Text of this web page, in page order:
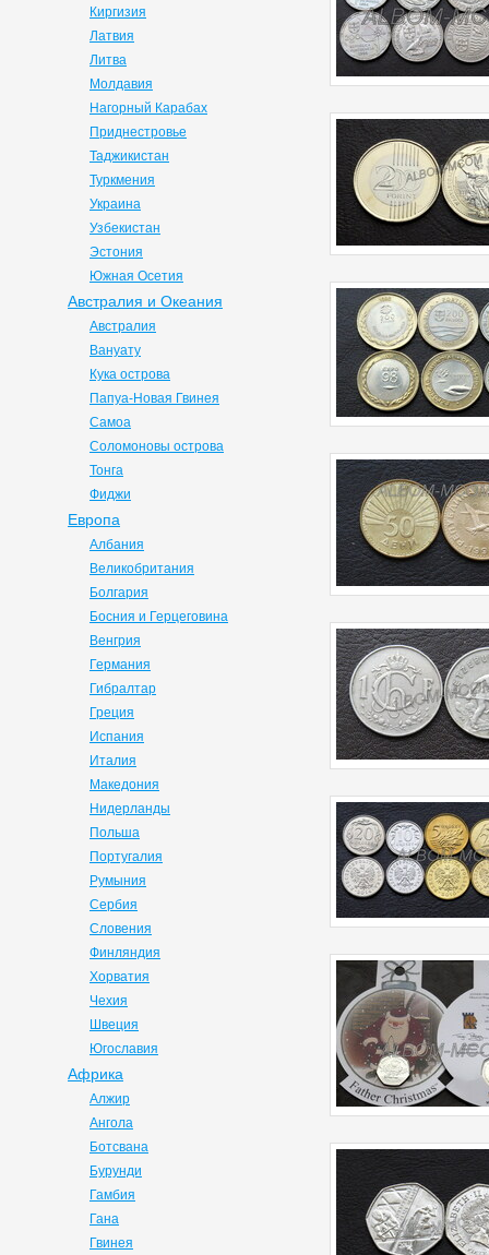
Киргизия
Латвия
Литва
Молдавия
Нагорный Карабах
Приднестровье
Таджикистан
Туркмения
Украина
Узбекистан
Эстония
Южная Осетия
Австралия и Океания
Австралия
Вануату
Кука острова
Папуа-Новая Гвинея
Самоа
Соломоновы острова
Тонга
Фиджи
Европа
Албания
Великобритания
Болгария
Босния и Герцеговина
Венгрия
Германия
Гибралтар
Греция
Испания
Италия
Македония
Нидерланды
Польша
Португалия
Румыния
Сербия
Словения
Финляндия
Хорватия
Чехия
Швеция
Югославия
Африка
Алжир
Ангола
Ботсвана
Бурунди
Гамбия
Гана
Гвинея